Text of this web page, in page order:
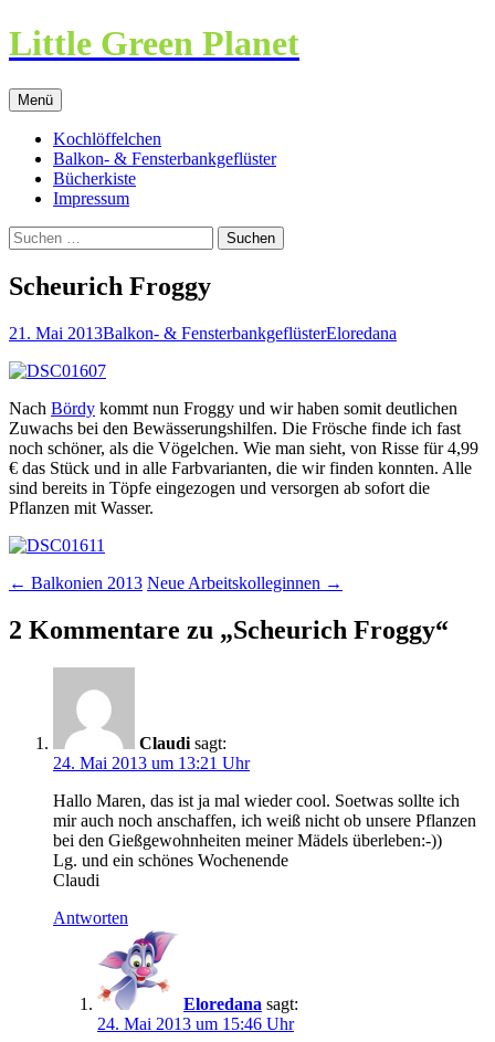
Little Green Planet
Menü Zum
Inhalt
springen
Kochlöffelchen
Balkon- & Fensterbankgeflüster
Bücherkiste
Impressum
Suchen
nach:
Scheurich Froggy
21. Mai 2013Balkon- & FensterbankgeflüsterEloredana
Nach Bördy kommt nun Froggy und wir haben somit deutlichen
Zuwachs bei den Bewässerungshilfen. Die Frösche finde ich fast
noch schöner, als die Vögelchen. Wie man sieht, von Risse für 4,99
€ das Stück und in alle Farbvarianten, die wir finden konnten. Alle
sind bereits in Töpfe eingezogen und versorgen ab sofort die
Pflanzen mit Wasser.
Beitragsnavigation
← Balkonien 2013 Neue Arbeitskolleginnen →
2 Kommentare zu „Scheurich Froggy“
Claudi sagt:
24. Mai 2013 um 13:21 Uhr
Hallo Maren, das ist ja mal wieder cool. Soetwas sollte ich
mir auch noch anschaffen, ich weiß nicht ob unsere Pflanzen
bei den Gießgewohnheiten meiner Mädels überleben:-))
Lg. und ein schönes Wochenende
Claudi
Antworten
Eloredana sagt:
24. Mai 2013 um 15:46 Uhr